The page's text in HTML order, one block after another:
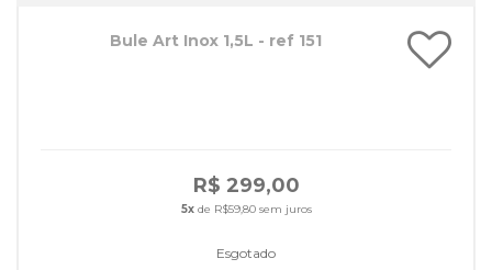
Bule Art Inox 1,5L - ref 151
R$ 299,00
5xde R$59,80 sem juros
Esgotado